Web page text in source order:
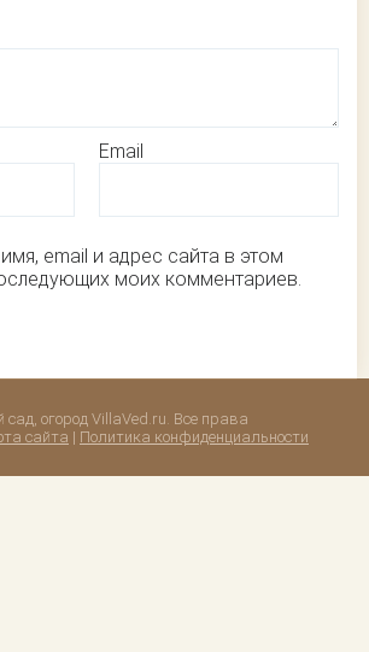
Email
email и адрес сайта в этом
моих комментариев.
огород VillaVed.ru. Все права
сайта | Политика конфиденциальности